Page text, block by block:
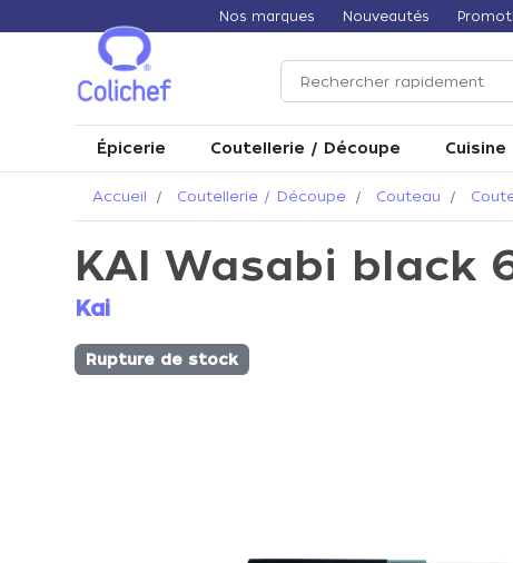
Nos marques Nouveautés
Épicerie Coutellerie / Découpe Cuisine
Accueil Coutellerie / Découpe Couteau
KAI Wasabi black
Kai
Rupture de stock